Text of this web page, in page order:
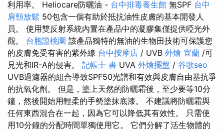
利用率。 Heliocare防曬油 - 台中排毒養生館 無SPF 台中
肩頸放鬆 50包含一個有助於抵抗油性皮膚的基本開發人
員。 使用雙反射系統內置在產品中的凝膠集僅提供啞光外
觀。 台胞證桃園 該產品獨特的無油的生物田技術可保護您
的皮膚免受有害的紫外線 台中按摩店 / UVB 外燴 宜蘭 /可
見光和IR-A的侵害。 記帳士 書 UVA 外燴擺盤 / 谷歌seo
UVB過濾器的組合導致SPF50光譜和有效與皮膚自由基抗爭
的抗氧化劑。 但是，塗上天然的防曬霜後，至少要等10分
鐘，然後開始用輕柔的手勢塗抹底漆。 不建議將防曬霜與
任何東西混合在一起，因為它可以降低其有效性。 只需使
用10分鐘的分配時間單獨使用它。 它們分解了活生物體的